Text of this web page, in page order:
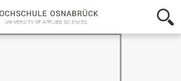
Hochschule
Osnabrück
-